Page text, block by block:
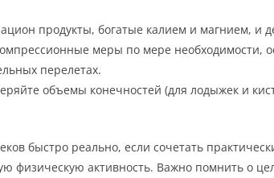
продукты, богатые калием и магнием, и
меры по мере необходимости,
перелетах.
объемы конечностей (для лодыжек и
быстро реально, если сочетать
физическую активность. Важно помнить о